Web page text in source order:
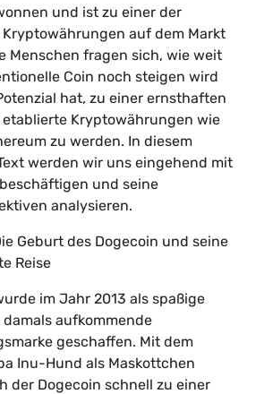
und ist zu einer der
auf dem Markt
Menschen fragen sich, wie weit
Coin noch steigen wird
hat, zu einer ernsthaften
Kryptowährungen wie
zu werden. In diesem
werden wir uns eingehend mit
und seine
analysieren.
Geburt des Dogecoin und seine
Reise
im Jahr 2013 als spaßige
aufkommende
geschaffen. Mit dem
Inu-Hund als Maskottchen
der Dogecoin schnell zu einer